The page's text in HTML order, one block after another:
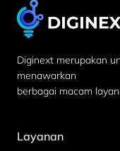
Diginext merupakan
menawarkan
berbagai macam
Layanan